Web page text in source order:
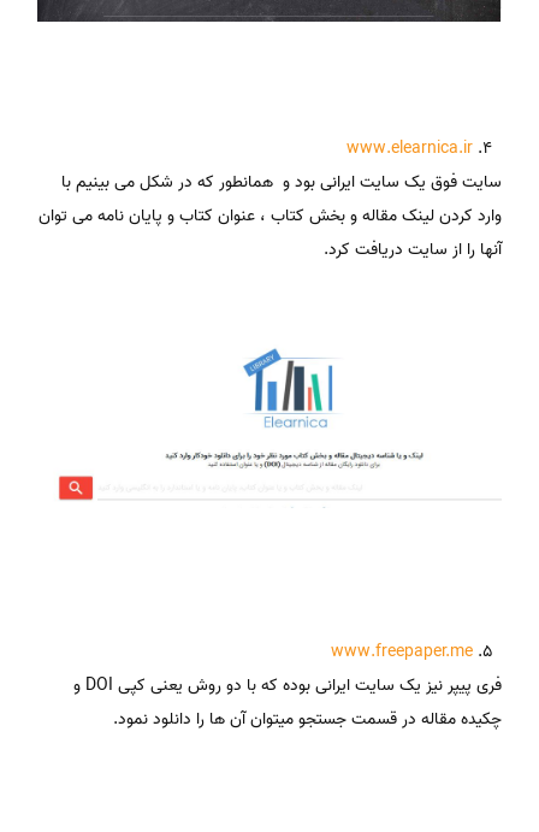
www.elearnica.ir
سایت فوق یک سایت ایرانی بود و همانطور که در شکل می بینیم با
وارد کردن لینک مقاله و بخش کتاب ، عنوان کتاب و پایان نامه می توان
آنها را از سایت دریافت کرد.
www.freepaper.me
فری پیپر نیز یک سایت ایرانی بوده که با دو روش یعنی کپی DOI و
چکیده مقاله در قسمت جستجو میتوان آن ها را دانلود نمود.